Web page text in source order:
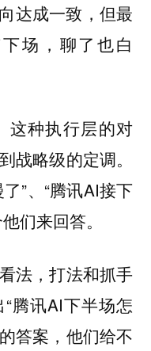
达成一致，但最
场，聊了也白
这种执行层的对
战略级的定调。
”、“腾讯AI接下
们来回答。
法，打法和抓手
腾讯AI下半场怎
答案，他们给不